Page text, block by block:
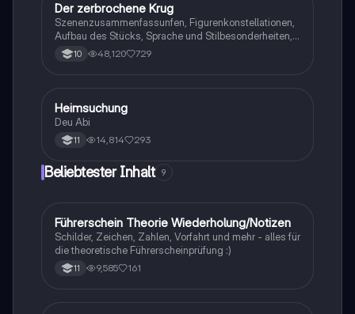
Deutsch
Der zerbrochene Krug
Szenenzusammenfassunfen, Figurenkonstellationen,
Aufbau des Stücks, Sprache und Stilbesonderheiten,
Aussageabsicht, Thematik, Interpretation
10 48,120 729
Deutsch
Heimsuchung
Deu Abi
11 14,814 293
Beliebtester Inhalt 9
Lerntipps
Führerschein Theorie Wiederholung/Notizen
Schilder, Zeichen, Zahlen, Vorfahrt und mehr - alles für
die theoretische Führerscheinprüfung :)
11 9,585 161